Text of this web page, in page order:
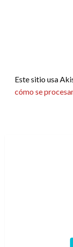
Este sitio usa
cómo se